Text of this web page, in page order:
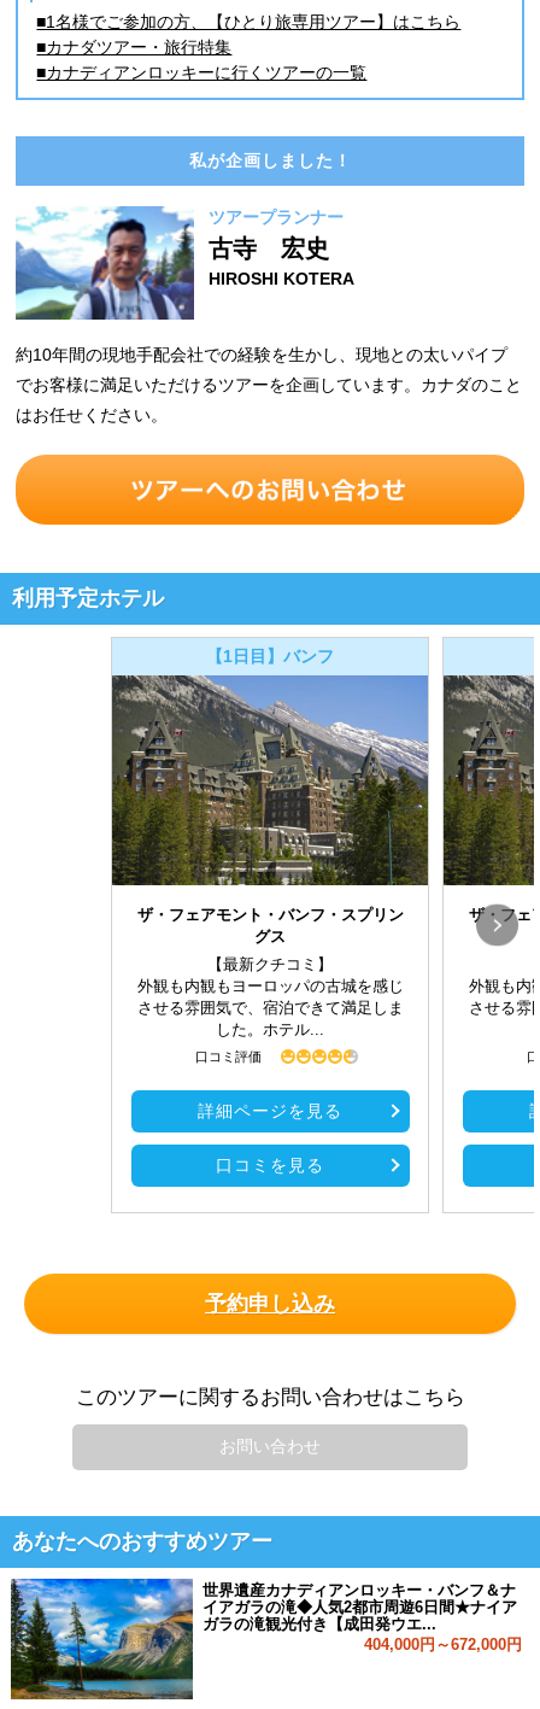
■1名様でご参加の方、【ひとり旅専用ツアー】はこちら
■カナダツアー・旅行特集
■カナディアンロッキーに行くツアーの一覧
私が企画しました！
ツアープランナー
古寺 宏史
HIROSHI KOTERA
約10年間の現地手配会社での経験を生かし、現地との太いパイプ
でお客様に満足いただけるツアーを企画しています。カナダのこと
はお任せください。
利用予定ホテル
【1日目】バンフ
ザ・フェアモント・バンフ・スプリン
グス
【最新クチコミ】
外観も内観もヨーロッパの古城を感じ
させる雰囲気で、宿泊できて満足しま
した。ホテル...
口コミ評価
詳細ページを見る
口コミを見る
ザ・フェ
外観も内
させる雰
予約申し込み
このツアーに関するお問い合わせはこちら
お問い合わせ
あなたへのおすすめツアー
世界遺産カナディアンロッキー・バンフ＆ナ
イアガラの滝◆人気2都市周遊6日間★ナイア
ガラの滝観光付き【成田発ウエ...
404,000円～672,000円